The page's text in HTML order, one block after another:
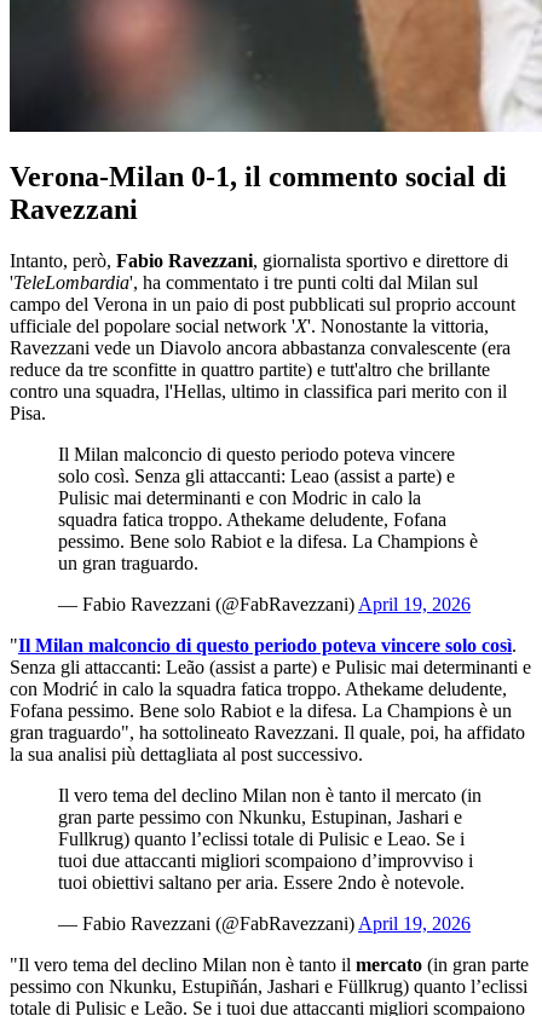
Verona-Milan 0-1, il commento social di
Ravezzani
Intanto, però, Fabio Ravezzani, giornalista sportivo e direttore di
'TeleLombardia', ha commentato i tre punti colti dal Milan sul
campo del Verona in un paio di post pubblicati sul proprio account
ufficiale del popolare social network 'X'. Nonostante la vittoria,
Ravezzani vede un Diavolo ancora abbastanza convalescente (era
reduce da tre sconfitte in quattro partite) e tutt'altro che brillante
contro una squadra, l'Hellas, ultimo in classifica pari merito con il
Pisa.
Il Milan malconcio di questo periodo poteva vincere
solo così. Senza gli attaccanti: Leao (assist a parte) e
Pulisic mai determinanti e con Modric in calo la
squadra fatica troppo. Athekame deludente, Fofana
pessimo. Bene solo Rabiot e la difesa. La Champions è
un gran traguardo.
— Fabio Ravezzani (@FabRavezzani) April 19, 2026
"Il Milan malconcio di questo periodo poteva vincere solo così.
Senza gli attaccanti: Leão (assist a parte) e Pulisic mai determinanti e
con Modrić in calo la squadra fatica troppo. Athekame deludente,
Fofana pessimo. Bene solo Rabiot e la difesa. La Champions è un
gran traguardo", ha sottolineato Ravezzani. Il quale, poi, ha affidato
la sua analisi più dettagliata al post successivo.
Il vero tema del declino Milan non è tanto il mercato (in
gran parte pessimo con Nkunku, Estupinan, Jashari e
Fullkrug) quanto l’eclissi totale di Pulisic e Leao. Se i
tuoi due attaccanti migliori scompaiono d’improvviso i
tuoi obiettivi saltano per aria. Essere 2ndo è notevole.
— Fabio Ravezzani (@FabRavezzani) April 19, 2026
"Il vero tema del declino Milan non è tanto il mercato (in gran parte
pessimo con Nkunku, Estupiñán, Jashari e Füllkrug) quanto l’eclissi
totale di Pulisic e Leão. Se i tuoi due attaccanti migliori scompaiono